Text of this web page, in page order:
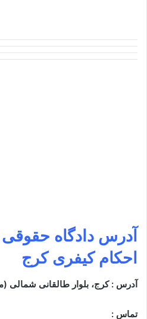
آدرس دادگاه
احکام کیفری کرج
آدرس : کرج، بلوار طالقانی شمالی
تماس :